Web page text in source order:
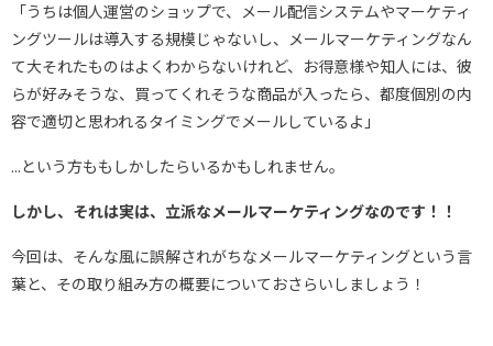
「うちは個人運営のショップで、メール配信システムやマーケティ
ングツールは導入する規模じゃないし、メールマーケティングなん
て大それたものはよくわからないけれど、お得意様や知人には、彼
らが好みそうな、買ってくれそうな商品が入ったら、都度個別の内
容で適切と思われるタイミングでメールしているよ」
…という方ももしかしたらいるかもしれません。
しかし、それは実は、立派なメールマーケティングなのです！！
今回は、そんな風に誤解されがちなメールマーケティングという言
葉と、その取り組み方の概要についておさらいしましょう！